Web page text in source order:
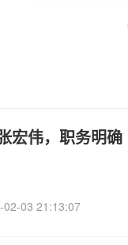
宏伟，职务明确
02-03 21:13:07